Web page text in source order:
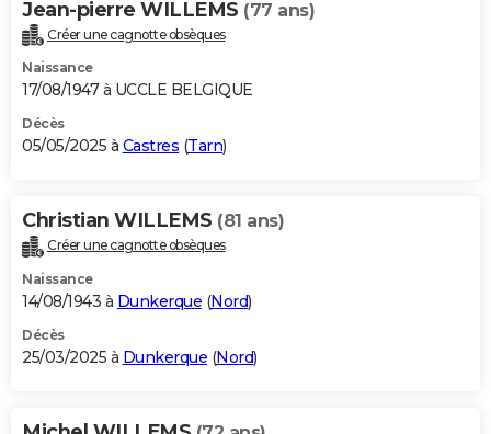
Jean-pierre WILLEMS (77 ans)
Créer une cagnotte obsèques
Naissance
17/08/1947 à UCCLE BELGIQUE
Décès
05/05/2025 à Castres (Tarn)
Christian WILLEMS (81 ans)
Créer une cagnotte obsèques
Naissance
14/08/1943 à Dunkerque (Nord)
Décès
25/03/2025 à Dunkerque (Nord)